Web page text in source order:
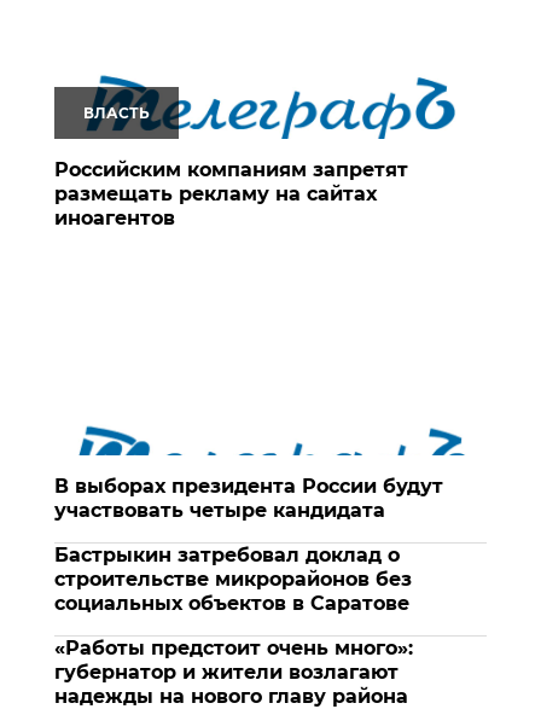
ВЛАСТЬ
Российским компаниям запретят
размещать рекламу на сайтах
иноагентов
В выборах президента России будут
участвовать четыре кандидата
Бастрыкин затребовал доклад о
строительстве микрорайонов без
социальных объектов в Саратове
«Работы предстоит очень много»:
губернатор и жители возлагают
надежды на нового главу района